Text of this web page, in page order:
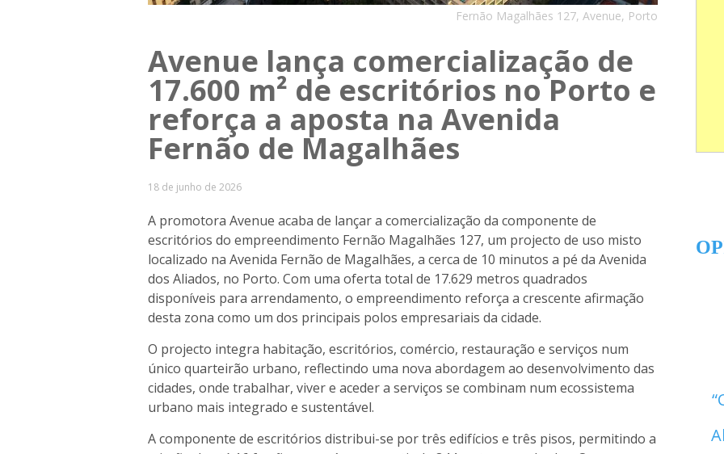
Fernão Magalhães 127, Avenue, Porto
Avenue lança comercialização de
17.600 m² de escritórios no Porto e
reforça a aposta na Avenida
Fernão de Magalhães
18 de junho de 2026
A promotora Avenue acaba de lançar a comercialização da componente de
escritórios do empreendimento Fernão Magalhães 127, um projecto de uso misto
localizado na Avenida Fernão de Magalhães, a cerca de 10 minutos a pé da Avenida
dos Aliados, no Porto. Com uma oferta total de 17.629 metros quadrados
disponíveis para arrendamento, o empreendimento reforça a crescente afirmação
desta zona como um dos principais polos empresariais da cidade.
O projecto integra habitação, escritórios, comércio, restauração e serviços num
único quarteirão urbano, reflectindo uma nova abordagem ao desenvolvimento das
cidades, onde trabalhar, viver e aceder a serviços se combinam num ecossistema
urbano mais integrado e sustentável.
A componente de escritórios distribui-se por três edifícios e três pisos, permitindo a